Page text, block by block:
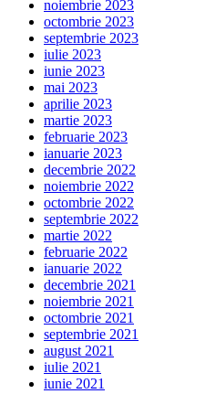
noiembrie 2023
octombrie 2023
septembrie 2023
iulie 2023
iunie 2023
mai 2023
aprilie 2023
martie 2023
februarie 2023
ianuarie 2023
decembrie 2022
noiembrie 2022
octombrie 2022
septembrie 2022
martie 2022
februarie 2022
ianuarie 2022
decembrie 2021
noiembrie 2021
octombrie 2021
septembrie 2021
august 2021
iulie 2021
iunie 2021